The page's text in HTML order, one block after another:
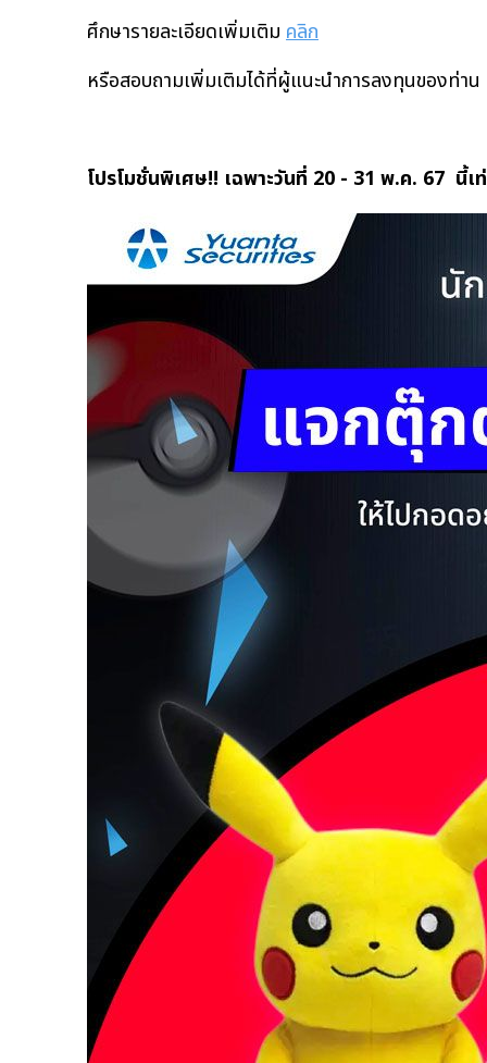
ศึกษารายละเอียดเพิ่มเติม คลิก
หรือสอบถามเพิ่มเติมได้ที่ผู้แนะนำการลงทุนของท่า
โปรโมชั่นพิเศษ!! เฉพาะวันที่ 20 - 31 พ.ค. 67 นี้เ